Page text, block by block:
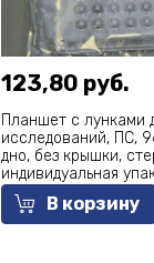
123,80 руб.
Планшет с лунками
исследований, ПС,
дно, без крышки,
индивидуальная
В корзину